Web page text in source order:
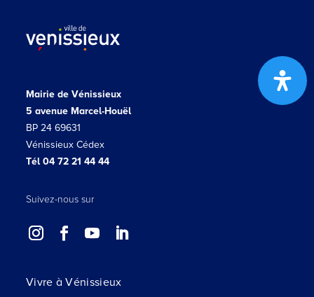
Mairie de Vénissieux
5 avenue Marcel-Houël
BP 24 69631
Vénissieux Cédex
Tél 04 72 21 44 44
Suivez-nous sur
Vivre à Vénissieux